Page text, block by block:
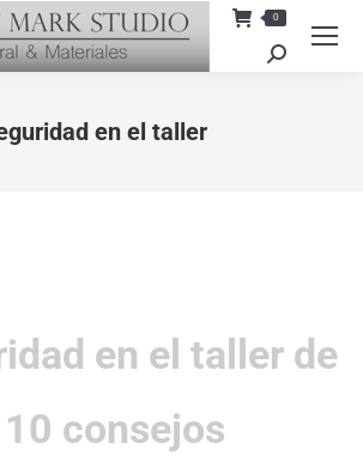
0
Search:
en el taller
en el taller de
consejos